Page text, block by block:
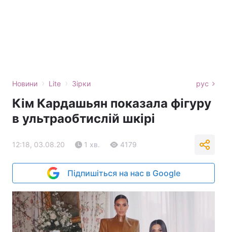
Новини › Lite › Зірки рус
Кім Кардашьян показала фігуру
в ультраобтислій шкірі
12:18, 03.08.20 1 хв. 4179
Підпишіться на нас в Google